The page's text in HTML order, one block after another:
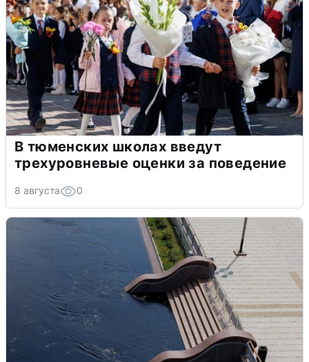
В тюменских школах введут
трехуровневые оценки за поведение
8 августа 0